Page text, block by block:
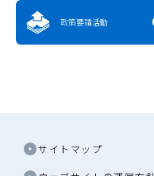
政策要請活動
サイトマップ